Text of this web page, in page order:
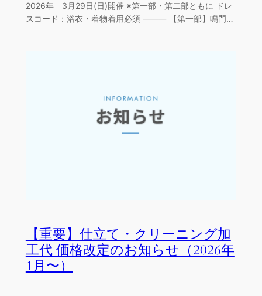
2026年 3月29日(日)開催 ※第一部・第二部ともに ドレ
スコード：浴衣・着物着用必須 ⸻ 【第一部】鳴門…
【重要】仕立て・クリーニング加
工代 価格改定のお知らせ（2026年
1月〜）